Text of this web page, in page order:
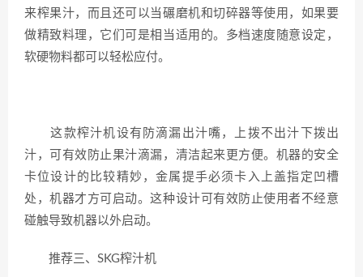
来榨果汁，而且还可以当碾磨机和切碎器等使用，如果要
做精致料理，它们可是相当适用的。多档速度随意设定，
软硬物料都可以轻松应付。
这款榨汁机设有防滴漏出汁嘴，上拨不出汁下拨出
汁，可有效防止果汁滴漏，清洁起来更方便。机器的安全
卡位设计的比较精妙，金属提手必须卡入上盖指定凹槽
处，机器才方可启动。这种设计可有效防止使用者不经意
碰触导致机器以外启动。
推荐三、SKG榨汁机